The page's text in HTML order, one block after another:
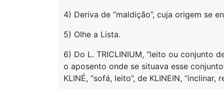
4) Deriva de “maldição”, cuja origem se
5) Olhe a Lista.
6) Do L. TRICLINIUM, “leito ou conjunto
o aposento onde se situava esse
KLINÉ, “sofá, leito”, de KLINEIN, “inclinar,